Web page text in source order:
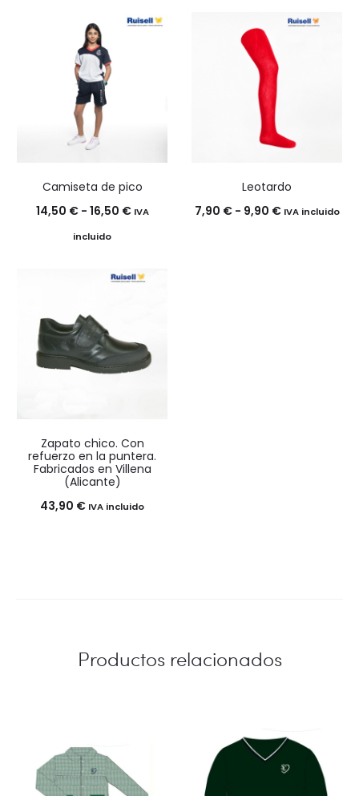
desde
desde
Camiseta de pico
14,50 € - 16,50 €Rango
desde
16,50 €
IVA
incluido
Leotardo
7,90 € - 9,90 €Rango
IVA incluido
Zapato chico. Con
refuerzo en la puntera.
Fabricados en Villena
(Alicante)
43,90 € IVA incluido
Productos relacionados